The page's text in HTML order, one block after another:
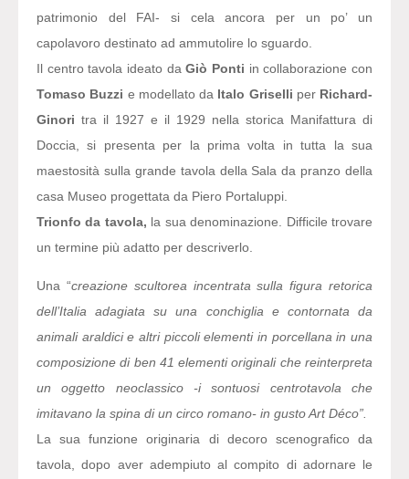
patrimonio del FAI- si cela ancora per un po’ un
capolavoro destinato ad ammutolire lo sguardo.
Il centro tavola ideato daGiò Ponti in collaborazione con
Tomaso Buzzi e modellato da Italo Griselli per Richard-
Ginori tra il 1927 e il 1929 nella storica Manifattura di
Doccia, si presenta per la prima volta in tutta la sua
maestosità sulla grande tavola della Sala da pranzo della
casa Museo progettata da Piero Portaluppi.
Trionfo da tavola, la sua denominazione. Difficile trovare
un termine più adatto per descriverlo.
Una “creazione scultorea incentrata sulla figura retorica
dell’Italia adagiata su una conchiglia e contornata da
animali araldici e altri piccoli elementi in porcellana in una
composizione di ben 41 elementi originali che reinterpreta
un oggetto neoclassico -i sontuosi centrotavola che
imitavano la spina di un circo romano- in gusto Art Déco”.
La sua funzione originaria di decoro scenografico da
tavola, dopo aver adempiuto al compito di adornare le